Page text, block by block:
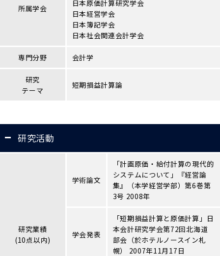
所属学会
日本原価計算研究学会
日本経営学会
日本簿記学会
日本社会関連会計学会
専門分野 会計学
研究
テーマ
短期損益計算論
研究活動
研究業績
(10点以内)
学術論文
「計画原価・給付計算の現代的
システムについて」『経営論
集』（本学経営学部）第6巻第
3号 2008年
学会発表
「短期損益計算と原価計算」日
本会計研究学会第72回北海道
部会（於ホテルノースイン札
幌） 2007年11月17日